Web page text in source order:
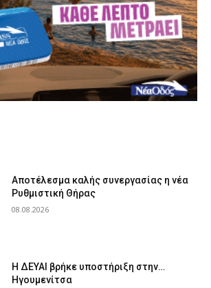
Αποτέλεσμα καλής συνεργασίας η νέα
Ρυθμιστική Θήρας
08.08.2026
Η ΔΕΥΑΙ βρήκε υποστήριξη στην…
Ηγουμενίτσα